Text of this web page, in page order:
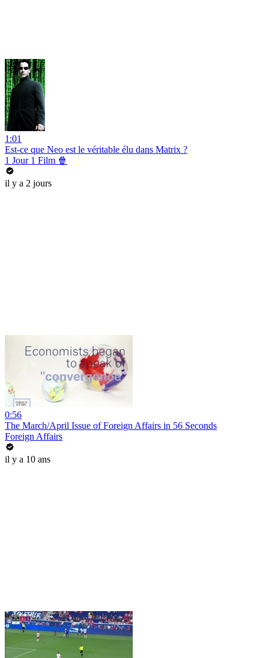
1:01
Est-ce que Neo est le véritable élu dans Matrix ?
1 Jour 1 Film 🍿
il y a 2 jours
0:56
The March/April Issue of Foreign Affairs in 56 Seconds
Foreign Affairs
il y a 10 ans